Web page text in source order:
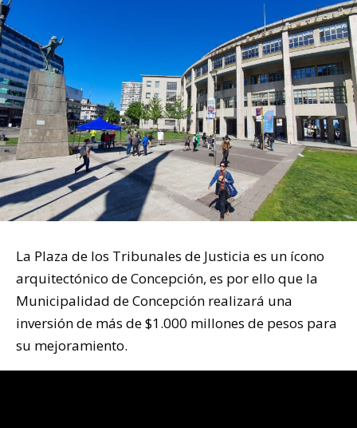
La Plaza de los Tribunales de Justicia es un ícono
arquitectónico de Concepción, es por ello que la
Municipalidad de Concepción realizará una
inversión de más de $1.000 millones de pesos para
su mejoramiento.